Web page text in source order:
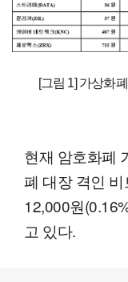
[그림 1] 가상화
현재 암호화폐
폐 대장 격인
12,000원
고 있다.